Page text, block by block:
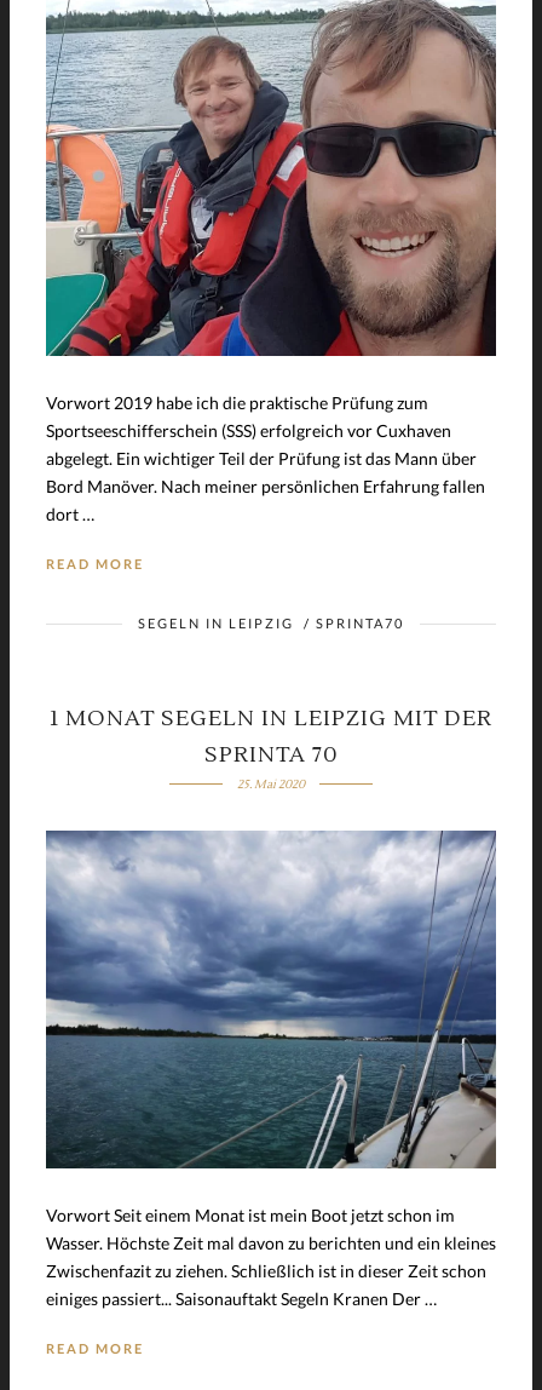
Vorwort 2019 habe ich die praktische Prüfung zum
Sportseeschifferschein (SSS) erfolgreich vor Cuxhaven
abgelegt. Ein wichtiger Teil der Prüfung ist das Mann über
Bord Manöver. Nach meiner persönlichen Erfahrung fallen
dort …
READ MORE
SEGELN IN LEIPZIG / SPRINTA70
1 MONAT SEGELN IN LEIPZIG MIT DER
SPRINTA 70
25. Mai 2020
Vorwort Seit einem Monat ist mein Boot jetzt schon im
Wasser. Höchste Zeit mal davon zu berichten und ein kleines
Zwischenfazit zu ziehen. Schließlich ist in dieser Zeit schon
einiges passiert... Saisonauftakt Segeln Kranen Der …
READ MORE